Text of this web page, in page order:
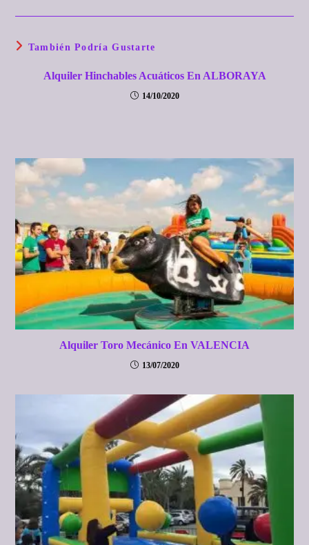
También Podría Gustarte
Alquiler Hinchables Acuáticos En ALBORAYA
14/10/2020
Alquiler Toro Mecánico En VALENCIA
13/07/2020